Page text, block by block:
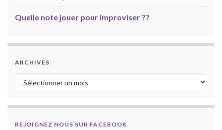
Quelle note jouer pour improviser ??
ARCHIVES
Archives
REJOIGNEZ NOUS SUR FACEBOOK